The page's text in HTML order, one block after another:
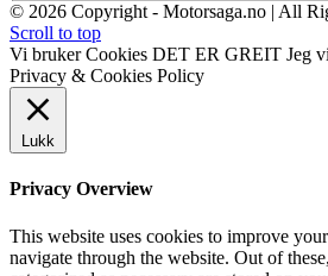
© 2026 Copyright - Motorsaga.no | All
Scroll to top
Vi bruker Cookies DET ER GREIT Jeg
Privacy & Cookies Policy
Lukk
Privacy Overview
This website uses cookies to improve
navigate through the website. Out of